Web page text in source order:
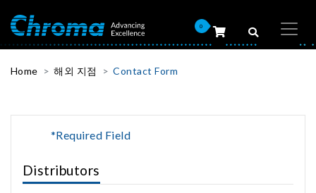
0
Home 해외 지점 Contact Form
*Required Field
Distributors